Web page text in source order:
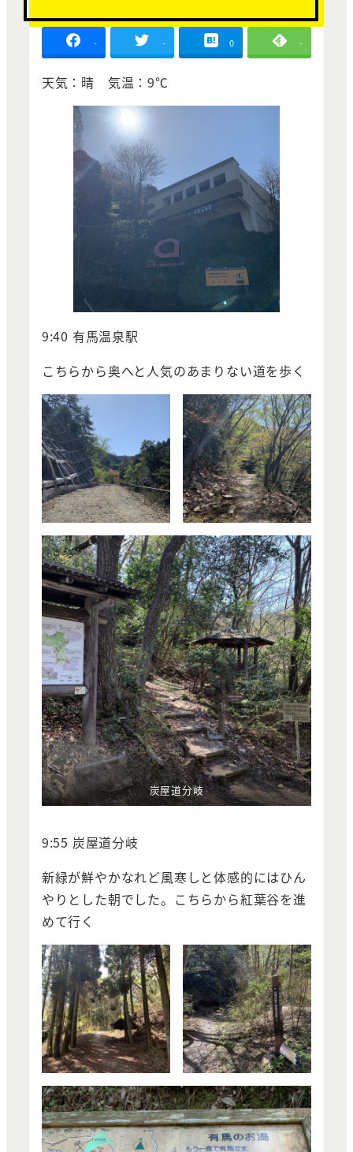
- - 0 -
天気：晴 気温：9℃
9:40 有馬温泉駅
こちらから奥へと人気のあまりない道を歩く
炭屋道分岐
9:55 炭屋道分岐
新緑が鮮やかなれど風寒しと体感的にはひん
やりとした朝でした。こちらから紅葉谷を進
めて行く